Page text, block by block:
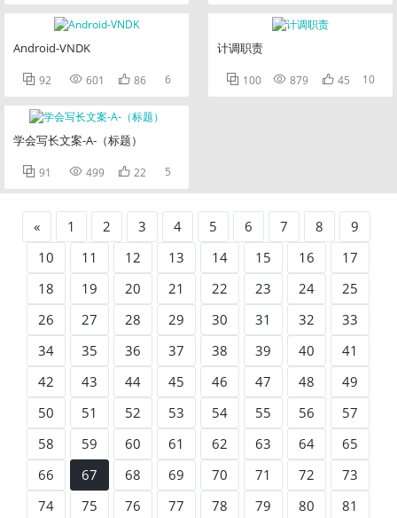
Android-VNDK
 92  601  86 6
学会写长文案-A-（标题）
 91  499  22 5
计调职责
 100  879  45 10
« 1 2 3 4 5 6 7 8
9
10
11 12 13 14 15 16
17
18
19 20 21 22 23 24
25
26
27 28 29 30 31 32
33
34
35 36 37 38 39 40
41
42
43 44 45 46 47 48
49
50
51 52 53 54 55 56
57
58
59 60 61 62 63 64
65
66
67 68 69 70 71 72
73
74
75 76 77 78 79 80
81